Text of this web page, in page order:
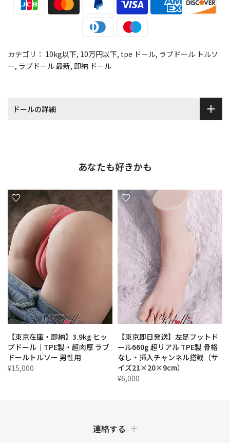
カテゴリ： 10kg以下 10万円以下 tpe ドール ラブドール トルソ
ー ラブドール 最新 即納 ドール
ドールの詳細
あなたも好きかも
【東京在庫・即納】3.9kg ヒッ
プドール｜TPE製・超肉厚 ラブ
ドールトルソー 男性用
¥15,000
【東京即日発送】左足フットド
ール660g 超リアル TPE製 骨格
なし・挿入チャンネル搭載（サ
イズ21×20×9cm）
¥6,000
連絡する